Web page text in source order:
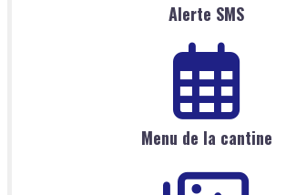
Alerte SMS
Menu de la cantine